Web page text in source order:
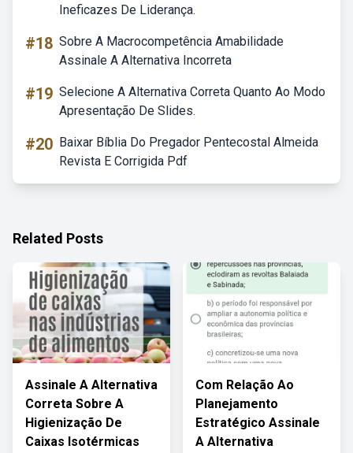
Ineficazes De Liderança.
#18 Sobre A Macrocompetência Amabilidade
Assinale A Alternativa Incorreta
#19 Selecione A Alternativa Correta Quanto Ao Modo
Apresentação De Slides.
#20 Baixar Bíblia Do Pregador Pentecostal Almeida
Revista E Corrigida Pdf
Related Posts
Assinale A Alternativa
Correta Sobre A
Higienização De
Caixas Isotérmicas
Com Relação Ao
Planejamento
Estratégico Assinale
A Alternativa